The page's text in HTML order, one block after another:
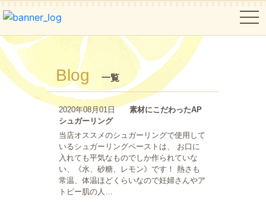
Blog 一覧
2020年08月01日
素材にこだわったAP
シュガーリング
当店オススメのシュガーリングで使用して
いるシュガーリングペーストは、 お口に
入れても平気なものでしか作られていな
い、《水、砂糖、レモン》です！ 熱さも
常温、体温ほどくらいなので妊婦さんやア
トピー肌の人…